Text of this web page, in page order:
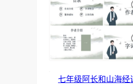
七年级阿长和山海经